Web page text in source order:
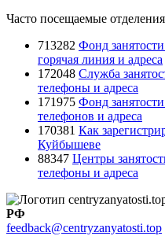
Часто посещаемые отделения
713282 Фонд
горячая линия и адреса
172048 Служба
телефоны и адреса
171975 Фонд
телефонов и адреса
170381 Как
Куйбышеве
88347 Центры
телефоны и адреса
РФ
feedback@centryzanyatosti.top